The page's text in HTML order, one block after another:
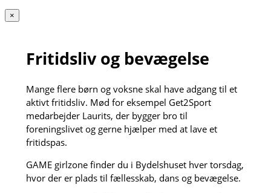
×
Fritidsliv og bevægelse
Mange flere børn og voksne skal have adgang til et
aktivt fritidsliv. Mød for eksempel Get2Sport
medarbejder Laurits, der bygger bro til
foreningslivet og gerne hjælper med at lave et
fritidspas.
GAME girlzone finder du i Bydelshuset hver torsdag,
hvor der er plads til fællesskab, dans og bevægelse.